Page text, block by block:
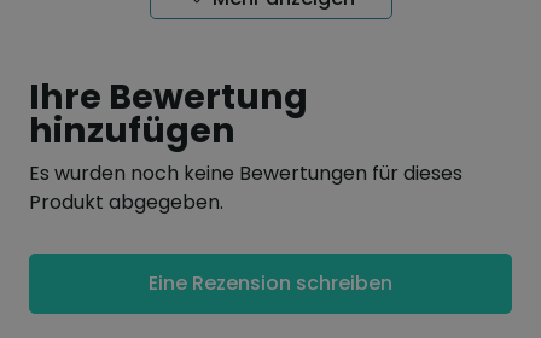
dicke 0,85mm
auch als Etiketten erhältlich:Magnetische
Etiketten
Ihre Bewertung
hinzufügen
Es wurden noch keine Bewertungen für dieses
Produkt abgegeben.
Eine Rezension schreiben